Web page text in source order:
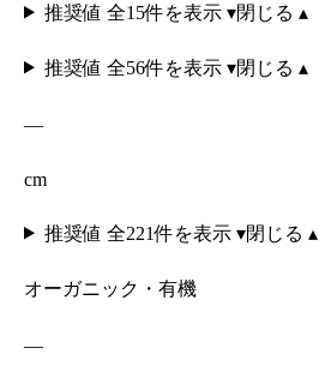
推奨値 全15件を表示 ▾閉じる ▴
推奨値 全56件を表示 ▾閉じる ▴
—
cm
推奨値 全221件を表示 ▾閉じる ▴
オーガニック・有機
—